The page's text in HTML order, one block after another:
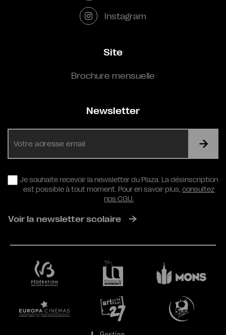
Instagram
Site
Brochure mensuelle
Newsletter
RGPD
Je souhaite recevoir la newsletter du Plaza. La désinscription
est possible à tout moment. Pour en savoir plus,consultez
nos CGU.
Voir la newsletter scolaire